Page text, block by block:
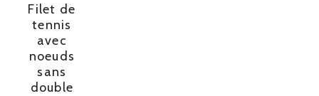
Filet de
tennis
avec
noeuds
sans
double